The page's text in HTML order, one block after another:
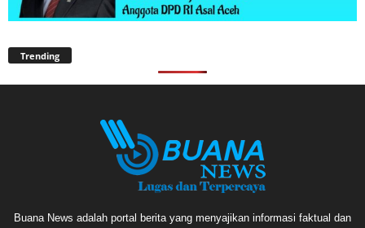
Trending
Buana News adalah portal berita yang menyajikan informasi faktual dan